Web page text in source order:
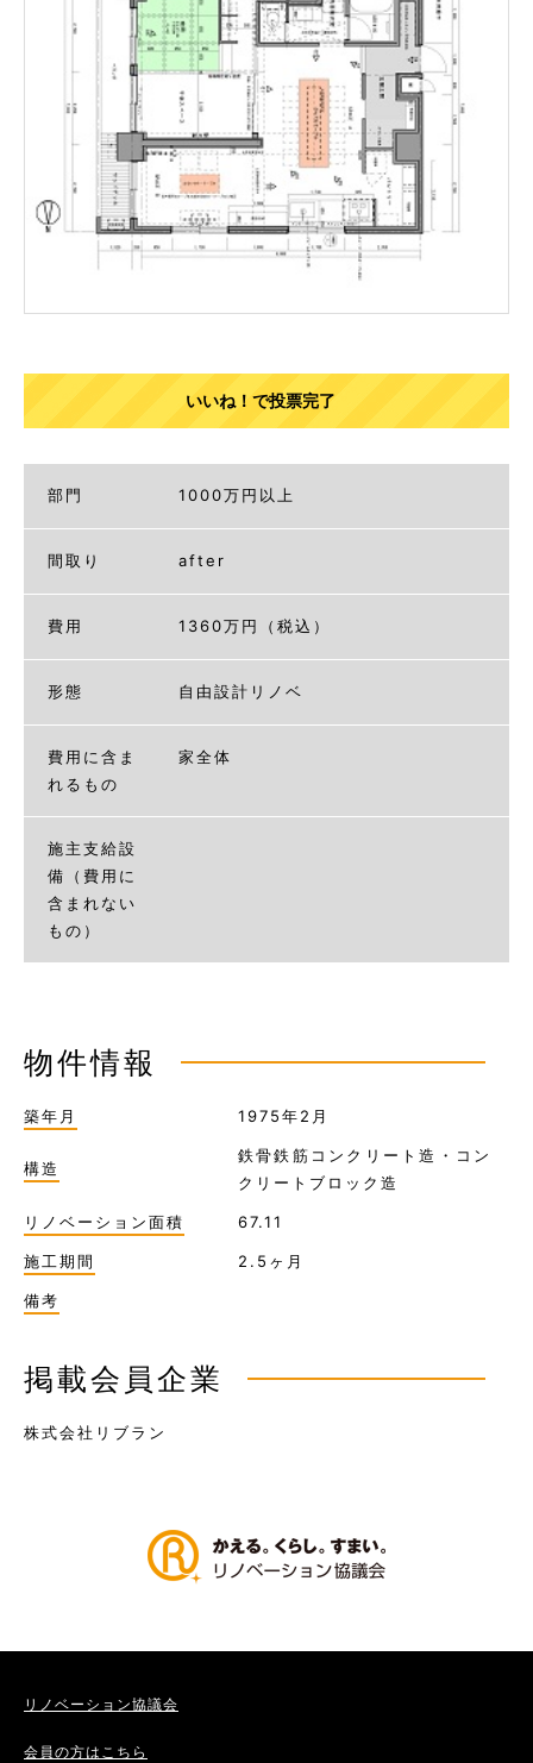
いいね！で投票完了
部門 1000万円以上
間取り after
費用 1360万円（税込）
形態 自由設計リノベ
費用に含ま
れるもの
家全体
施主支給設
備（費用に
含まれない
もの）
物件情報
築年月 1975年2月
構造
鉄骨鉄筋コンクリート造・コン
クリートブロック造
リノベーション面積 67.11
施工期間 2.5ヶ月
備考
掲載会員企業
株式会社リブラン
リノベーション協議会
会員の方はこちら